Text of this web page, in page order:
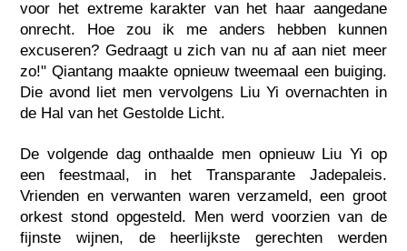
voor het extreme karakter van het haar aangedane
onrecht. Hoe zou ik me anders hebben kunnen
excuseren? Gedraagt u zich van nu af aan niet meer
zo!" Qiantang maakte opnieuw tweemaal een buiging.
Die avond liet men vervolgens Liu Yi overnachten in
de Hal van het Gestolde Licht.
De volgende dag onthaalde men opnieuw Liu Yi op
een feestmaal, in het Transparante Jadepaleis.
Vrienden en verwanten waren verzameld, een groot
orkest stond opgesteld. Men werd voorzien van de
fijnste wijnen, de heerlijkste gerechten werden